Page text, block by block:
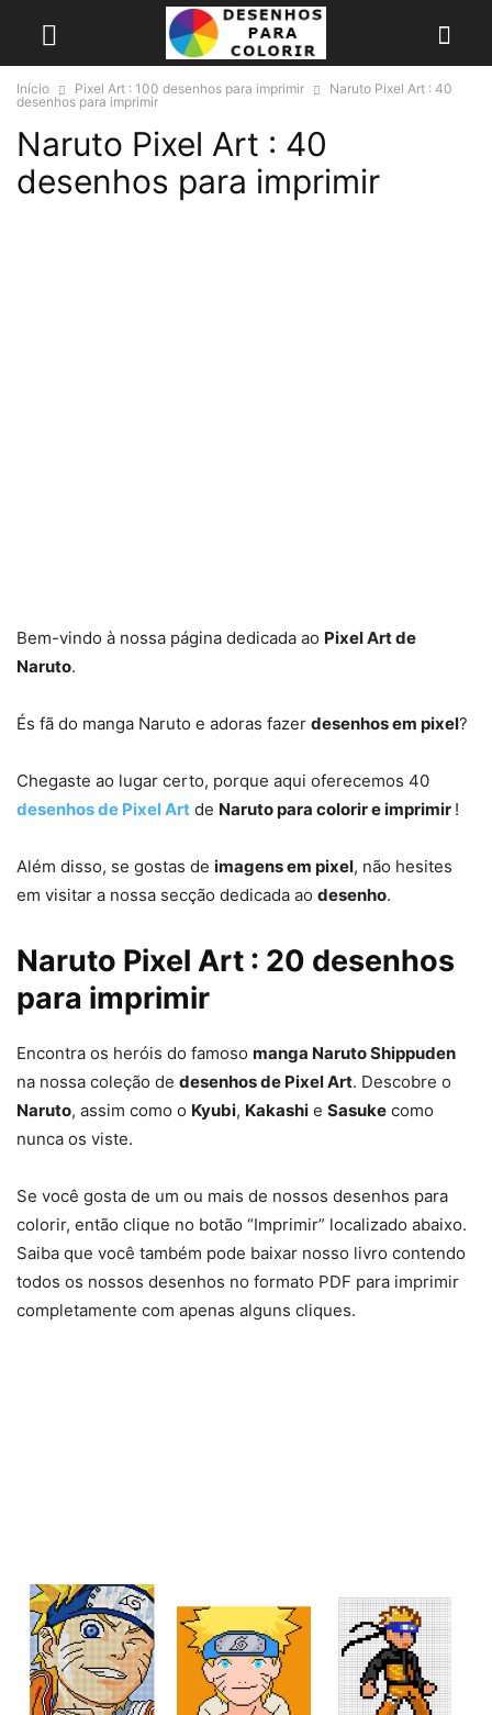
Início Pixel Art : 100 desenhos para imprimir
Naruto Pixel Art : 40
desenhos para imprimir
Naruto Pixel Art : 40
desenhos para imprimir
Bem-vindo à nossa página dedicada ao Pixel Art de
Naruto.
És fã do manga Naruto e adoras fazer desenhos em pixel?
Chegaste ao lugar certo, porque aqui oferecemos 40
desenhos de Pixel Art de Naruto para colorir e imprimir !
Além disso, se gostas de imagens em pixel, não hesites
em visitar a nossa secção dedicada ao desenho.
Naruto Pixel Art : 20 desenhos
para imprimir
Encontra os heróis do famoso manga Naruto Shippuden
na nossa coleção de desenhos de Pixel Art. Descobre o
Naruto, assim como o Kyubi, Kakashi e Sasuke como
nunca os viste.
Se você gosta de um ou mais de nossos desenhos para
colorir, então clique no botão “Imprimir” localizado abaixo.
Saiba que você também pode baixar nosso livro contendo
todos os nossos desenhos no formato PDF para imprimir
completamente com apenas alguns cliques.